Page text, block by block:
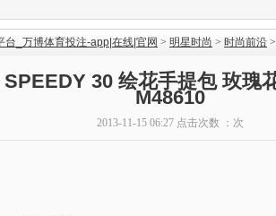
台_万博体育投注-app|在线|官网 > 明星时尚 > 时尚前沿 >
30 绘花手提包 玫瑰
M48610
2013-11-15 06:27 点击次数 ： 次